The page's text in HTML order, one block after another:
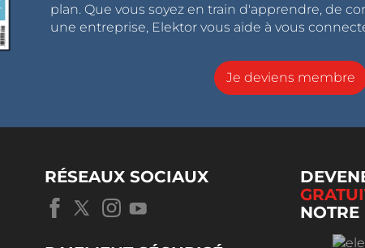
plan. Que vous soyez en train d'apprendre, de
une entreprise, Elektor vous aide à vous
Je deviens membre
RÉSEAUX SOCIAUX
NOTRE